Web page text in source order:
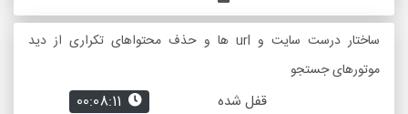
ساختار درست سایت و url ها و حذف محتواهای تکراری از دید
موتورهای جستجو
قفل شده